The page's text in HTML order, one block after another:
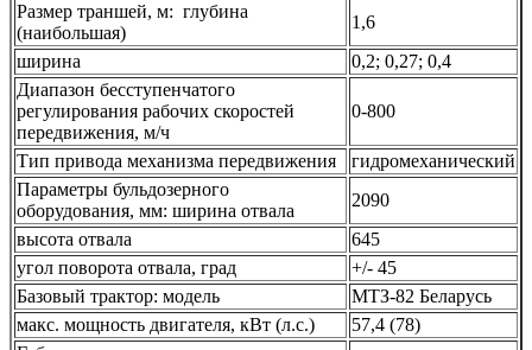
Размер траншей, м: глубина
(наибольшая)
1,6
ширина
0,2; 0,27; 0,4
Диапазон бесступенчатого
регулирования рабочих скоростей
передвижения, м/ч
0-800
Тип привода механизма передвижения
гидромеханический
Параметры бульдозерного
оборудования, мм: ширина отвала
2090
высота отвала
645
угол поворота отвала, град
+/- 45
Базовый трактор: модель
МТЗ-82 Беларусь
макс. мощность двигателя, кВт (л.с.)
57,4 (78)